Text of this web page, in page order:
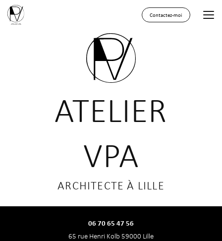
Aller
contenu
Contactez-moi
ATELIER
VPA
ARCHITECTE À LILLE
06 70 65 47 56
65 rue Henri Kolb 59000 Lille